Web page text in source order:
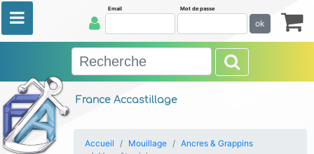
France Accastillage
Email Mot de passe
ok
Accueil Mouillage
Ancres & Grappins